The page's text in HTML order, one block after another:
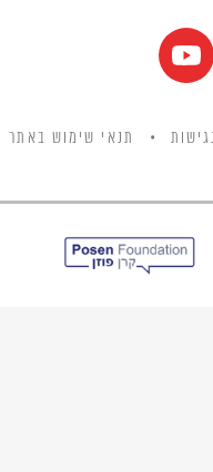
תנאי שימוש באתר